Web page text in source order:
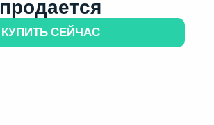
продается
КУПИТЬ СЕЙЧАС